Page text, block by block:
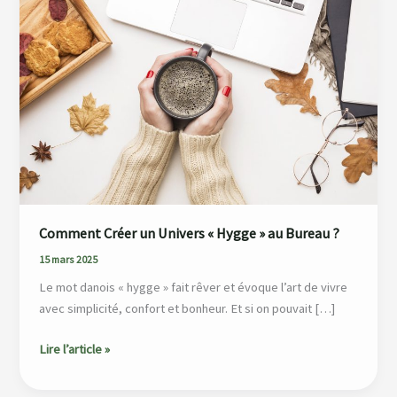
Comment Créer un Univers « Hygge » au Bureau ?
15 mars 2025
Le mot danois « hygge » fait rêver et évoque l’art de vivre
avec simplicité, confort et bonheur. Et si on pouvait […]
un
Univers
«
Hygge
»
Bureau
?
Lire l’article »